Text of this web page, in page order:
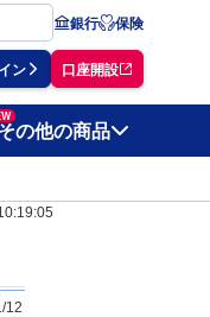
銀行 保険
ン 口座開設
の他の商品
12